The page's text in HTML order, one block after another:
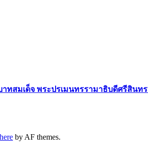
ทสมเด็จ พระปรเมนทรรามาธิบดีศรีสินท
by AF themes.